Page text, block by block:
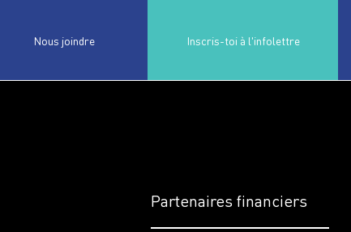
Nous joindre Inscris-toi à l'infolettre
Partenaires financiers